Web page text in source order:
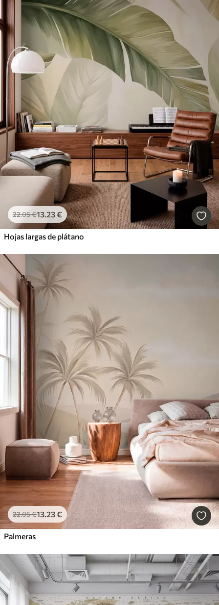
22.05€13 .23€
Hojas largas de plátano
22.05€13 .23€
Palmeras